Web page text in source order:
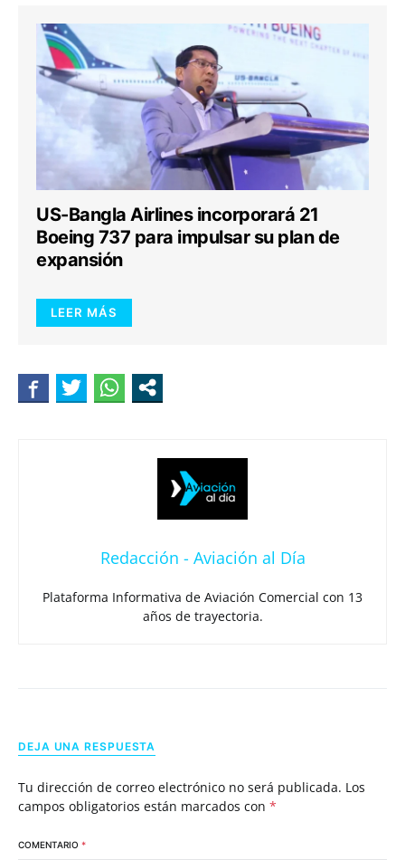
US-Bangla Airlines incorporará 21
Boeing 737 para impulsar su plan de
expansión
LEER MÁS
Redacción - Aviación al Día
Plataforma Informativa de Aviación Comercial con 13
años de trayectoria.
DEJA UNA RESPUESTA
Tu dirección de correo electrónico no será publicada. Los
campos obligatorios están marcados con *
COMENTARIO *